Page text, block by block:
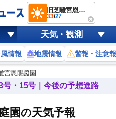
旧芝離宮恩賜庭園
33/27
天気・観測
情報 地震情報 警報・注意報
宮恩賜庭園
号・15号｜今後の予想進路
園の天気予報